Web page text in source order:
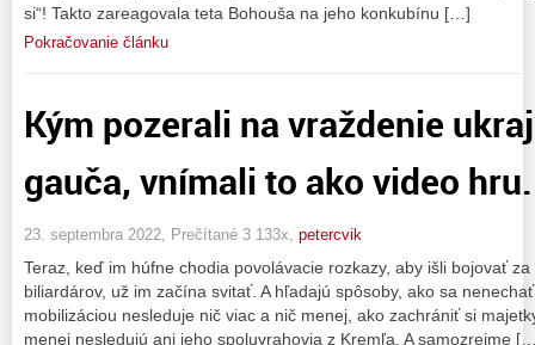
si“! Takto zareagovala teta Bohouša na jeho konkubínu […]
Pokračovanie článku
Kým pozerali na vraždenie
gauča, vnímali to ako video hru.
23. septembra 2022, Prečítané 3 133x, petercvik
Teraz, keď im húfne chodia povolávacie rozkazy, aby išli bojovať
biliardárov, už im začína svitať. A hľadajú spôsoby, ako sa
mobilizáciou nesleduje nič viac a nič menej, ako zachrániť si
menej nesledujú ani jeho spoluvrahovia z Kremľa. A samozrejme